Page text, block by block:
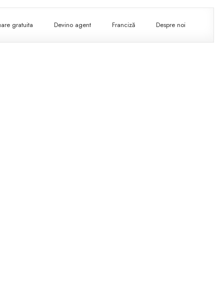
gratuita Devino agent Franciză Despre noi